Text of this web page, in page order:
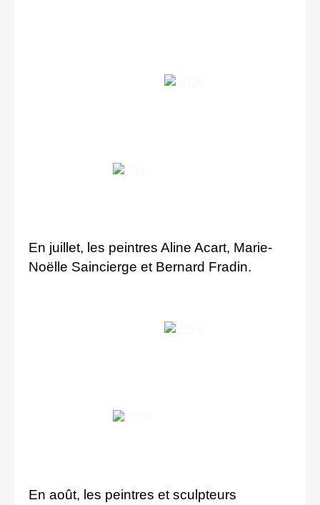
En juillet, les peintres Aline Acart, Marie-
Noëlle Saincierge et Bernard Fradin.
En août, les peintres et sculpteurs